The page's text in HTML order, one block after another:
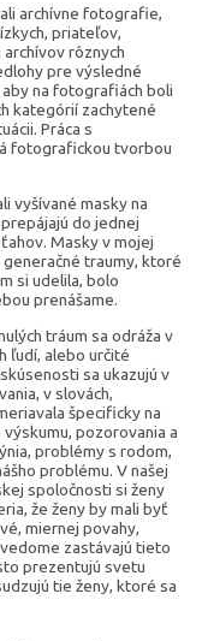
archívne fotografie,
priateľov,
rôznych
pre výsledné
na fotografiách boli
kategórií zachytené
Práca s
fotografickou tvorbou
vyšívané masky na
do jednej
Masky v mojej
generačné traumy, ktoré
si udelila, bolo
prenášame.
tráum sa odráža v
ľudí, alebo určité
sa ukazujú v
v slovách,
špecificky na
pozorovania a
problémy s rodom,
problému. V našej
spoločnosti si ženy
že ženy by mali byť
miernej povahy,
zastávajú tieto
prezentujú svetu
tie ženy, ktoré sa